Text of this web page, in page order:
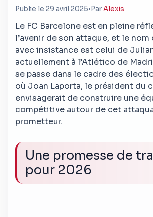
Publie le 29 avril 2025• ParAlexis
Le FC Barcelone est en pleine
l’avenir de son attaque, et le
avec insistance est celui de
actuellement à l’Atlético de
se passe dans le cadre des
où Joan Laporta, le président du
envisagerait de construire une
compétitive autour de cet
prometteur.
Une promesse de
pour 2026